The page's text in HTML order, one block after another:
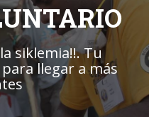
siklemia!!. Tu
llegar a más